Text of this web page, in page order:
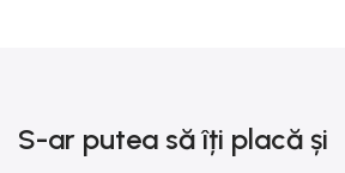
S-ar putea să îți placă și